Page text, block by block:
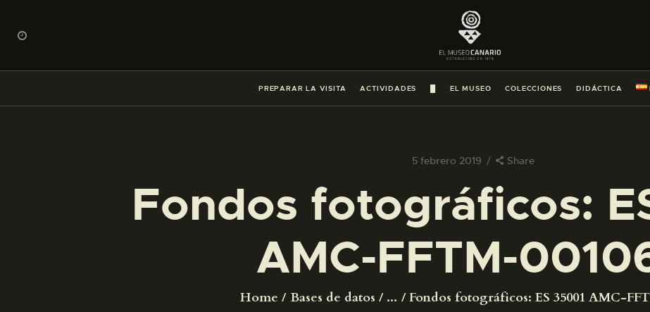
PREPARAR LA VISITA ACTIVIDADES EL MUSEO COLECCIONES DIDÁCTICA
5 febrero 2019 Share
Fondos fotográficos:
AMC-FFTM-
Home Bases de datos ... Fondos fotográficos: ES 35001 AMC-
PREPARAR LA VISITA
ACTIVIDADES
█
COLECCIONES
DIDÁCTICA
ESPAÑOL